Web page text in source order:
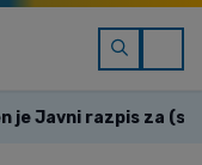
je Javni razpis za